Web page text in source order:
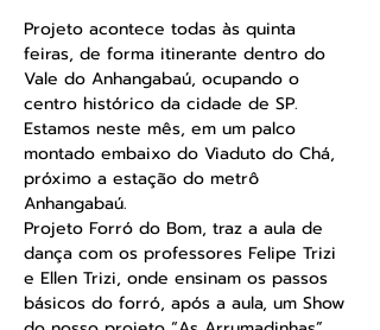
Projeto acontece todas às quinta
feiras, de forma itinerante dentro do
Vale do Anhangabaú, ocupando o
centro histórico da cidade de SP.
Estamos neste mês, em um palco
montado embaixo do Viaduto do Chá,
próximo a estação do metrô
Anhangabaú.
Projeto Forró do Bom, traz a aula de
dança com os professores Felipe Trizi
e Ellen Trizi, onde ensinam os passos
básicos do forró, após a aula, um Show